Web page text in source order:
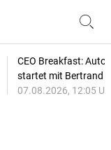
CEO Breakfast:
startet mit Bertrand
07.08.2026, 12:05